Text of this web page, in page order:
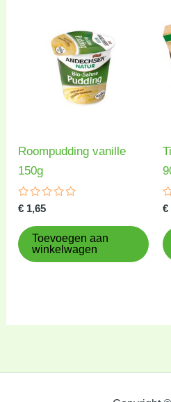
Roompudding vanille
150g
Gewaardeerd
uit
5
€ 1,65
Toevoegen aan
winkelwagen
5
€